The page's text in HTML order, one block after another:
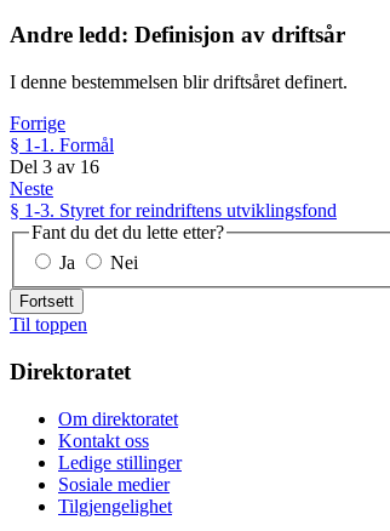
Andre ledd: Definisjon av driftsår
I denne bestemmelsen blir driftsåret definert.
Forrige
§ 1-1. Formål
Del 3 av 16
Neste
§ 1-3. Styret for reindriftens utviklingsfond
Fant du det du lette etter?
Ja
Nei
Fortsett
Til toppen
Direktoratet
Om direktoratet
Kontakt oss
Ledige stillinger
Sosiale medier
Tilgjengelighet